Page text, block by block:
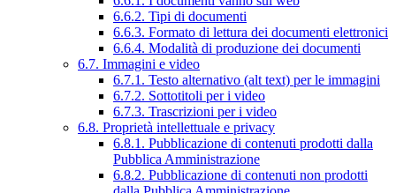
6.6.2. Tipi di documenti
6.6.3. Formato di lettura dei documenti elettronici
6.6.4. Modalità di produzione dei documenti
6.7. Immagini e video
6.7.1. Testo alternativo (alt text) per le immagini
6.7.2. Sottotitoli per i video
6.7.3. Trascrizioni per i video
6.8. Proprietà intellettuale e privacy
6.8.1. Pubblicazione di contenuti prodotti dalla
Pubblica Amministrazione
6.8.2. Pubblicazione di contenuti non prodotti